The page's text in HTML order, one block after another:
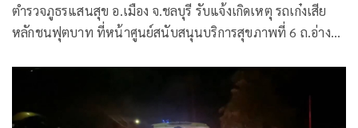
ตำรวจภูธรแสนสุข อ.เมือง จ.ชลบุรี รับแจ้งเกิดเหตุ รถเก๋งเสีย
หลักชนฟุตบาท ที่หน้าศูนย์สนับสนุนบริการสุขภาพที่ 6 ถ.อ่าง